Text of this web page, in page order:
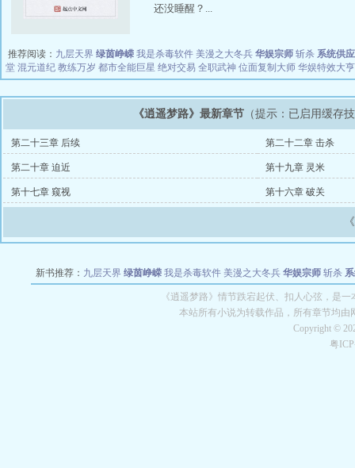
还没睡醒？...
推荐阅读： 九层天界 绿茵峥嵘 我是杀毒软件 美漫之大冬兵 华娱宗师 斩杀 系统供
堂 混元道纪 教练万岁 都市全能巨星 绝对交易 全职武神 位面复制大师 华娱特效大亨
《逍遥梦路》最新章节 （提示：已启用缓存
第二十三章 后续 第二十二章 击杀
第二十章 迫近 第十九章 灵米
第十七章 窥视 第十六章 破关
新书推荐： 九层天界 绿茵峥嵘 我是杀毒软件 美漫之大冬兵 华娱宗师 斩杀
教练万岁 都市全能巨星 绝对交易 全职武神 位面复
《逍遥梦路》情节跌宕起伏、扣人心弦，是
本站所有小说为转载作品，所有章节均
Copyright ©
粤